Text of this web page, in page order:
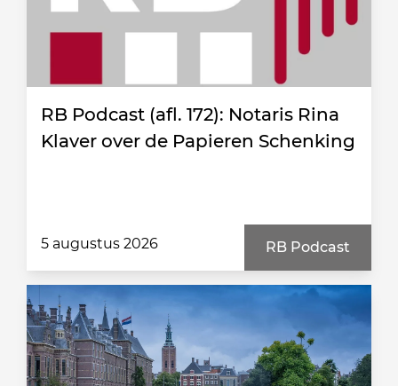
RB Podcast (afl. 172): Notaris Rina
Klaver over de Papieren Schenking
5 augustus 2026 RB Podcast